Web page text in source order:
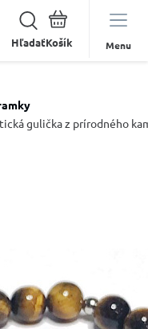
Hľadať Menu
gulička z prírodného